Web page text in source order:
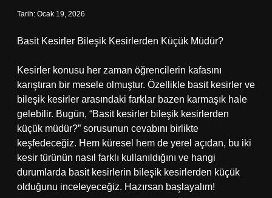
Tarih: Ocak 19, 2026
Basit Kesirler Bileşik Kesirlerden Küçük Müdür?
Kesirler konusu her zaman öğrencilerin kafasını
karıştıran bir mesele olmuştur. Özellikle basit kesirler ve
bileşik kesirler arasındaki farklar bazen karmaşık hale
gelebilir. Bugün, “Basit kesirler bileşik kesirlerden
küçük müdür?” sorusunun cevabını birlikte
keşfedeceğiz. Hem küresel hem de yerel açıdan, bu iki
kesir türünün nasıl farklı kullanıldığını ve hangi
durumlarda basit kesirlerin bileşik kesirlerden küçük
olduğunu inceleyeceğiz. Hazırsan başlayalım!